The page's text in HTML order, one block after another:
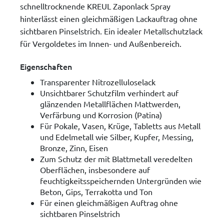
schnelltrocknende KREUL Zaponlack Spray
hinterlässt einen gleichmäßigen Lackauftrag ohne
sichtbaren Pinselstrich. Ein idealer Metallschutzlack
für Vergoldetes im Innen- und Außenbereich.
Eigenschaften
Transparenter Nitrozelluloselack
Unsichtbarer Schutzfilm verhindert auf
glänzenden Metallflächen Mattwerden,
Verfärbung und Korrosion (Patina)
Für Pokale, Vasen, Krüge, Tabletts aus Metall
und Edelmetall wie Silber, Kupfer, Messing,
Bronze, Zinn, Eisen
Zum Schutz der mit Blattmetall veredelten
Oberflächen, insbesondere auf
feuchtigkeitsspeichernden Untergründen wie
Beton, Gips, Terrakotta und Ton
Für einen gleichmäßigen Auftrag ohne
sichtbaren Pinselstrich